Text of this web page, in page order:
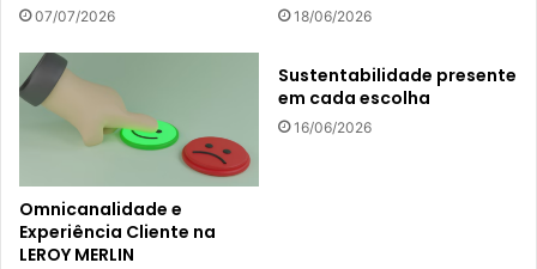
07/07/2026 18/06/2026
Omnicanalidade e
Experiência Cliente na
LEROY MERLIN
Sustentabilidade presente
em cada escolha
16/06/2026